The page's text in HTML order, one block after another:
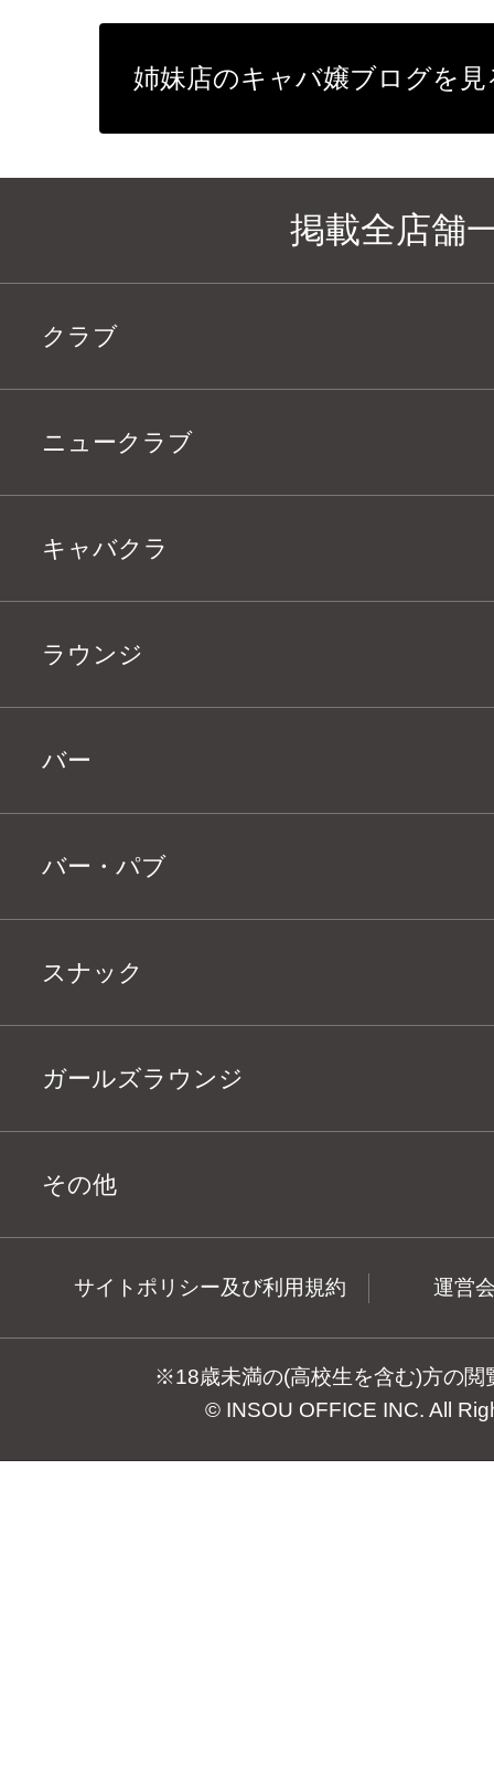
姉妹店のキャバ嬢ブログを見
掲載全店舗
クラブ
ニュークラブ
キャバクラ
ラウンジ
バー
バー・パブ
スナック
ガールズラウンジ
その他
サイトポリシー及び利用規約 運営
※18歳未満の(高校生を含む)方の閲
© INSOU OFFICE INC. All